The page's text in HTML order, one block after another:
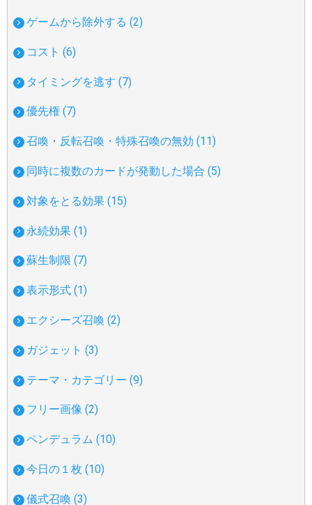
ゲームから除外する (2)
コスト (6)
タイミングを逃す (7)
優先権 (7)
召喚・反転召喚・特殊召喚の無効 (11)
同時に複数のカードが発動した場合 (5)
対象をとる効果 (15)
永続効果 (1)
蘇生制限 (7)
表示形式 (1)
エクシーズ召喚 (2)
ガジェット (3)
テーマ・カテゴリー (9)
フリー画像 (2)
ペンデュラム (10)
今日の１枚 (10)
儀式召喚 (3)